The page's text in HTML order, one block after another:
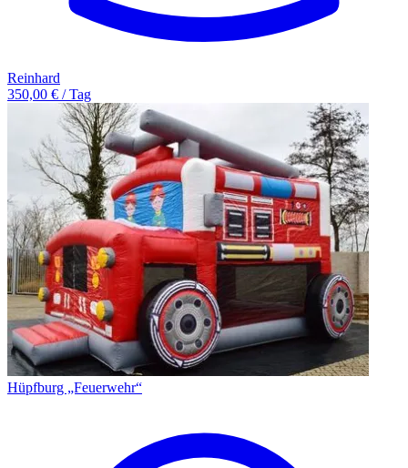
Reinhard
350,00 € / Tag
Hüpfburg „Feuerwehr“